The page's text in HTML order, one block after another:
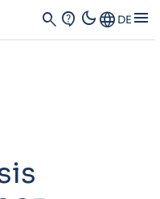
search contact_support dark_modeLanguage DE menu